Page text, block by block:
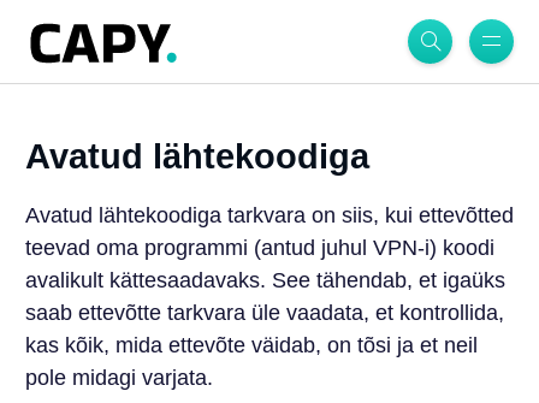
Avatud lähtekoodiga
Avatud lähtekoodiga tarkvara on siis, kui ettevõtted
teevad oma programmi (antud juhul VPN-i) koodi
avalikult kättesaadavaks. See tähendab, et igaüks
saab ettevõtte tarkvara üle vaadata, et kontrollida,
kas kõik, mida ettevõte väidab, on tõsi ja et neil
pole midagi varjata.